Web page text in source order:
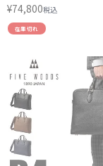
¥74,800税込
在庫切れ